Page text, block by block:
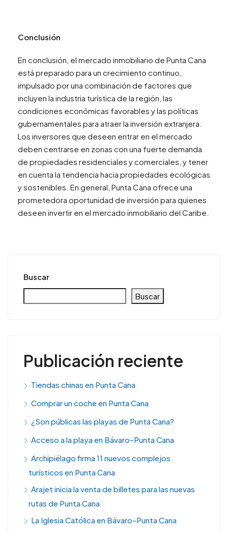
Conclusión
En conclusión, el mercado inmobiliario de Punta Cana
está preparado para un crecimiento continuo,
impulsado por una combinación de factores que
incluyen la industria turística de la región, las
condiciones económicas favorables y las políticas
gubernamentales para atraer la inversión extranjera.
Los inversores que deseen entrar en el mercado
deben centrarse en zonas con una fuerte demanda
de propiedades residenciales y comerciales, y tener
en cuenta la tendencia hacia propiedades ecológicas
y sostenibles. En general, Punta Cana ofrece una
prometedora oportunidad de inversión para quienes
deseen invertir en el mercado inmobiliario del Caribe.
Buscar
Buscar
Publicación reciente
Tiendas chinas en Punta Cana
Comprar un coche en Punta Cana
¿Son públicas las playas de Punta Cana?
Acceso a la playa en Bávaro-Punta Cana
Archipiélago firma 11 nuevos complejos
turísticos en Punta Cana
Arajet inicia la venta de billetes para las nuevas
rutas de Punta Cana
La Iglesia Católica en Bávaro-Punta Cana